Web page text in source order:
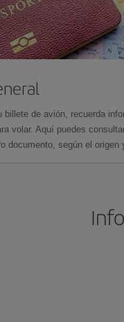
de avión, recuerda
volar. Aquí puedes
documento, según el